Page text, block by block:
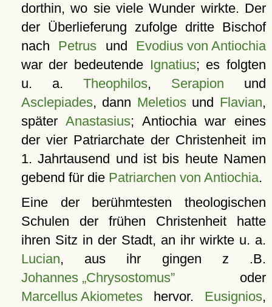
dorthin, wo sie viele Wunder wirkte. Der
der Überlieferung zufolge dritte Bischof
nach Petrus und Evodius von Antiochia
war der bedeutende Ignatius; es folgten
u. a. Theophilos, Serapion und
Asclepiades, dann Meletiosund Flavian,
späterAnastasius; Antiochia war eines
der vier Patriarchate der Christenheit im
1. Jahrtausend und ist bis heute Namen
gebend für die Patriarchen von Antiochia.
Eine der berühmtesten theologischen
Schulen der frühen Christenheit hatte
ihren Sitz in der Stadt, an ihr wirkte u. a.
Lucian, aus ihr gingen z .B.
Johannes Chrysostomus oder
Marcellus Akiometeshervor. Eusignios,